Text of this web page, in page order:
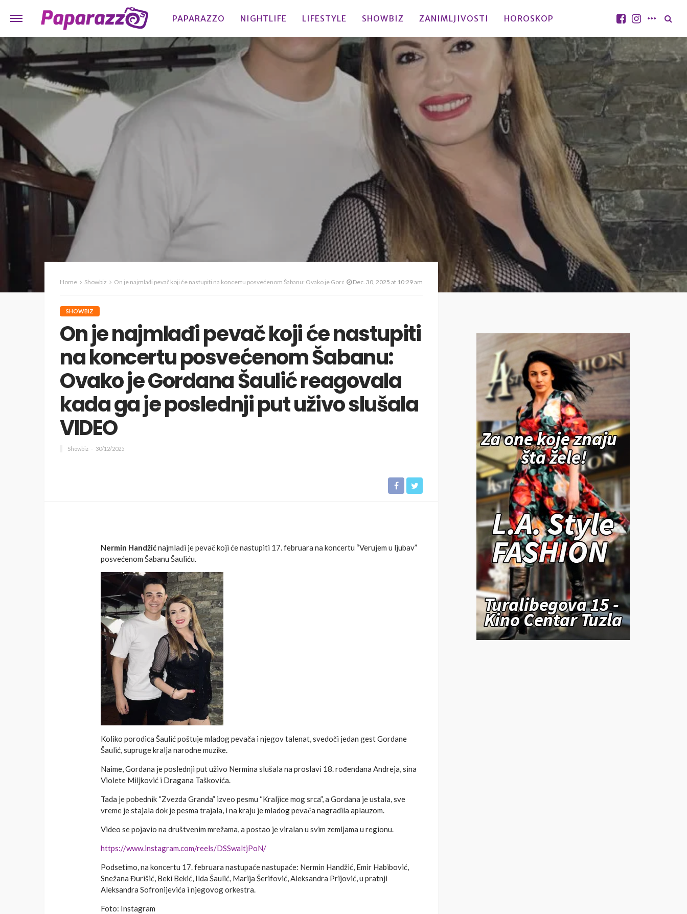
PAPARAZZO NIGHTLIFE LIFESTYLE SHOWBIZ ZANIMLJIVOSTI HOROSKOP
Home Showbiz On je najmlađi pevač koji će nastupiti na koncertu posvećenom Šabanu: Ovako je Gordana Šaulić reagovala kada ga je poslednji put uživo slušala VIDEO
Dec. 30, 2025 at 10:29 am
SHOWBIZ
On je najmlađi pevač koji će nastupiti
na koncertu posvećenom Šabanu:
Ovako je Gordana Šaulić reagovala
kada ga je poslednji put uživo slušala
VIDEO
Showbiz 30/12/2025
Nermin Handžićnajmlađi je pevač koji će nastupiti 17. februara na koncertu “Verujem u ljubav”
posvećenom Šabanu Šauliću.
Koliko porodica Šaulić poštuje mladog pevača i njegov talenat, svedoči jedan gest Gordane
Šaulić, supruge kralja narodne muzike.
Naime, Gordana je poslednji put uživo Nermina slušala na proslavi 18. rođendana Andreja, sina
Violete Miljković i Dragana Taškovića.
Tada je pobednik “Zvezda Granda” izveo pesmu “Kraljice mog srca”, a Gordana je ustala, sve
vreme je stajala dok je pesma trajala, i na kraju je mladog pevača nagradila aplauzom.
Video se pojavio na društvenim mrežama, a postao je viralan u svim zemljama u regionu.
https://www.instagram.com/reels/DSSwaltjPoN/
Podsetimo, na koncertu 17. februara nastupaće nastupaće: Nermin Handžić, Emir Habibović,
Snežana Đurišić, Beki Bekić, Ilda Šaulić, Marija Šerifović, Aleksandra Prijović, u pratnji
Aleksandra Sofronijevića i njegovog orkestra.
Foto: Instagram